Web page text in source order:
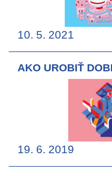
10. 5. 2021
AKO UROBIŤ
19. 6. 2019